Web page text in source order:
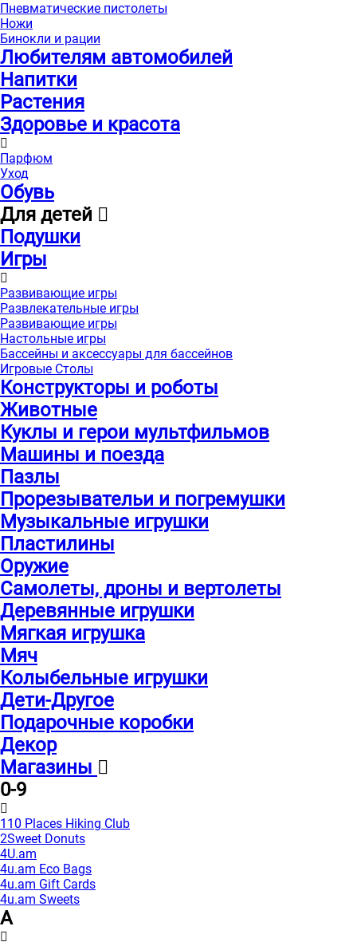
Пневматические пистолеты
Ножи
Бинокли и рации
Любителям автомобилей
Напитки
Растения
Здоровье и красота
Парфюм
Уход
Обувь
Для детей
Подушки
Игры
Развивающие игры
Развлекательные игры
Развивающие игры
Настольные игры
Бассейны и аксессуары для бассейнов
Игровые Столы
Конструкторы и роботы
Животные
Куклы и герои мультфильмов
Машины и поезда
Пазлы
Прорезывательи и погремушки
Музыкальные игрушки
Пластилины
Оружие
Самолеты, дроны и вертолеты
Деревянные игрушки
Мягкая игрушка
Мяч
Колыбельные игрушки
Дети-Другое
Подарочные коробки
Декор
Магазины
0-9
110 Places Hiking Club
2Sweet Donuts
4U.am
4u.am Eco Bags
4u.am Gift Cards
4u.am Sweets
A